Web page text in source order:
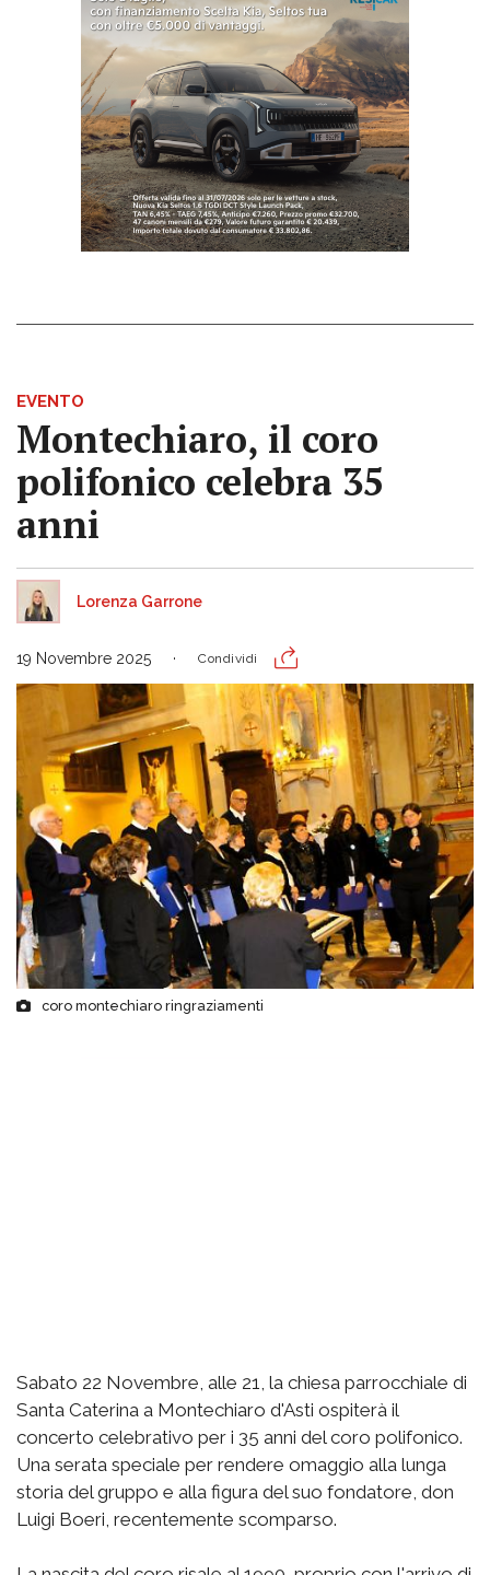
EVENTO
Montechiaro, il coro
polifonico celebra 35
anni
Lorenza Garrone
19 Novembre 2025 Condividi
coro montechiaro ringraziamenti
Sabato 22 Novembre, alle 21, la chiesa parrocchiale di
Santa Caterina a Montechiaro d'Asti ospiterà il
concerto celebrativo per i 35 anni del coro polifonico.
Una serata speciale per rendere omaggio alla lunga
storia del gruppo e alla figura del suo fondatore, don
Luigi Boeri, recentemente scomparso.